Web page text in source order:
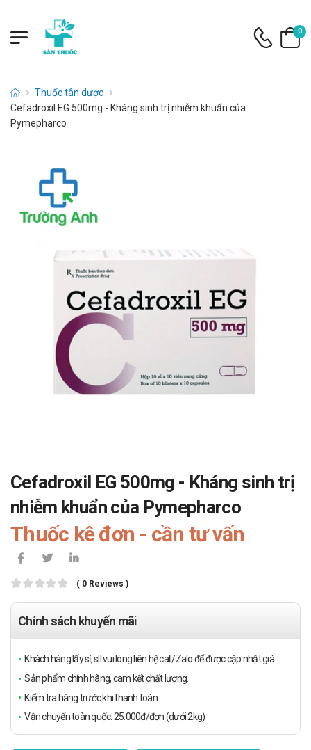
0
Thuốc tân dược
Cefadroxil EG 500mg - Kháng sinh trị nhiễm khuẩn của
Pymepharco
Cefadroxil EG 500mg - Kháng sinh trị
nhiễm khuẩn của Pymepharco
Thuốc kê đơn - cần tư vấn
( 0 Reviews )
Chính sách khuyến mãi
Khách hàng lấy sỉ, sll vui lòng liên hệ call/Zalo để được cập nhật giá
Sản phẩm chính hãng, cam kết chất lượng.
Kiểm tra hàng trước khi thanh toán.
Vận chuyển toàn quốc: 25.000đ/đơn (dưới 2kg)